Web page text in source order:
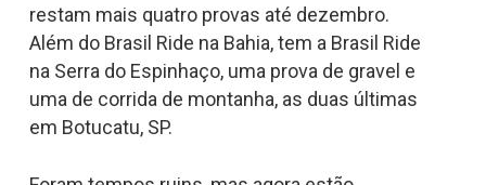
restam mais quatro provas até dezembro.
Além do Brasil Ride na Bahia, tem a Brasil Ride
na Serra do Espinhaço, uma prova de gravel e
uma de corrida de montanha, as duas últimas
em Botucatu, SP.